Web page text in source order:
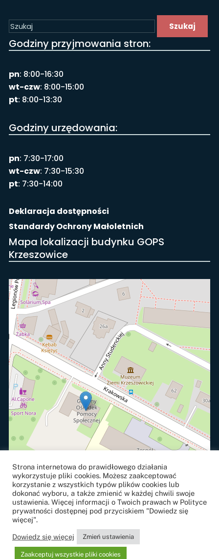
Szukaj
Godziny przyjmowania stron:
pn: 8:00-16:30
wt-czw: 8:00-15:00
pt: 8:00-13:30
Godziny urzędowania:
pn: 7:30-17:00
wt-czw: 7:30-15:30
pt: 7:30-14:00
Deklaracja dostępności
Standardy Ochrony Małoletnich
Mapa lokalizacji budynku GOPS
Krzeszowice
Projekt i realizacjastrony internetowe
Strona internetowa do prawidłowego działania
wykorzystuje pliki cookies. Możesz zaakceptować
korzystanie z wszystkich typów plików cookies lub
dokonać wyboru, a także zmienić w każdej chwili swoje
ustawienia. Więcej informacji o Twoich prawach w Polityce
prywatności dostępnej pod przyciskiem "Dowiedz się
więcej".
Dowiedz się więcej Zmień ustawienia
Zaakceptuj wszystkie pliki cookies